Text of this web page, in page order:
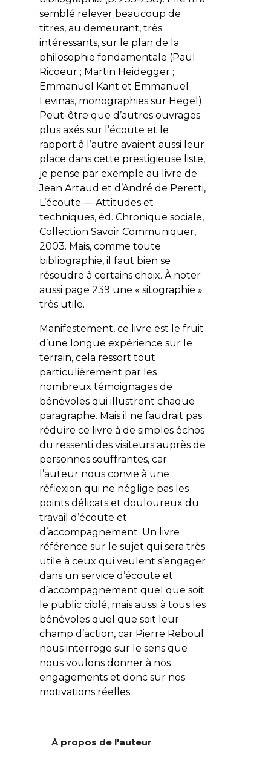
semblé relever beaucoup de
titres, au demeurant, très
intéressants, sur le plan de la
philosophie fondamentale (Paul
Ricoeur ; Martin Heidegger ;
Emmanuel Kant et Emmanuel
Levinas, monographies sur Hegel).
Peut-être que d’autres ouvrages
plus axés sur l’écoute et le
rapport à l’autre avaient aussi leur
place dans cette prestigieuse liste,
je pense par exemple au livre de
Jean Artaud et d’André de Peretti,
L’écoute — Attitudes et
techniques, éd. Chronique sociale,
Collection Savoir Communiquer,
2003. Mais, comme toute
bibliographie, il faut bien se
résoudre à certains choix. À noter
aussi page 239 une « sitographie »
très utile.
Manifestement, ce livre est le fruit
d’une longue expérience sur le
terrain, cela ressort tout
particulièrement par les
nombreux témoignages de
bénévoles qui illustrent chaque
paragraphe. Mais il ne faudrait pas
réduire ce livre à de simples échos
du ressenti des visiteurs auprès de
personnes souffrantes, car
l’auteur nous convie à une
réflexion qui ne néglige pas les
points délicats et douloureux du
travail d’écoute et
d’accompagnement. Un livre
référence sur le sujet qui sera très
utile à ceux qui veulent s’engager
dans un service d’écoute et
d’accompagnement quel que soit
le public ciblé, mais aussi à tous les
bénévoles quel que soit leur
champ d’action, car Pierre Reboul
nous interroge sur le sens que
nous voulons donner à nos
engagements et donc sur nos
motivations réelles.
À propos de l'auteur